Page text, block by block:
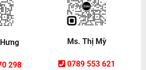
298
Ms. Thị Mỳ
0789 553 621